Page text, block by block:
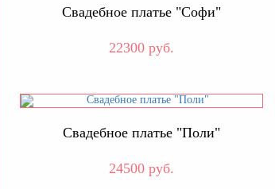
Свадебное платье "Софи"
22300 руб.
Свадебное платье "Поли"
24500 руб.